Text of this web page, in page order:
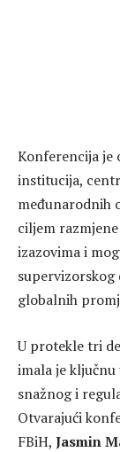
Konferencija je
institucija,
međunarodnih
ciljem
izazovima i
supervizorskog
globalnih
U protekle tri
imala je
snažnog i
Otvarajući
FBiH, Jasmin